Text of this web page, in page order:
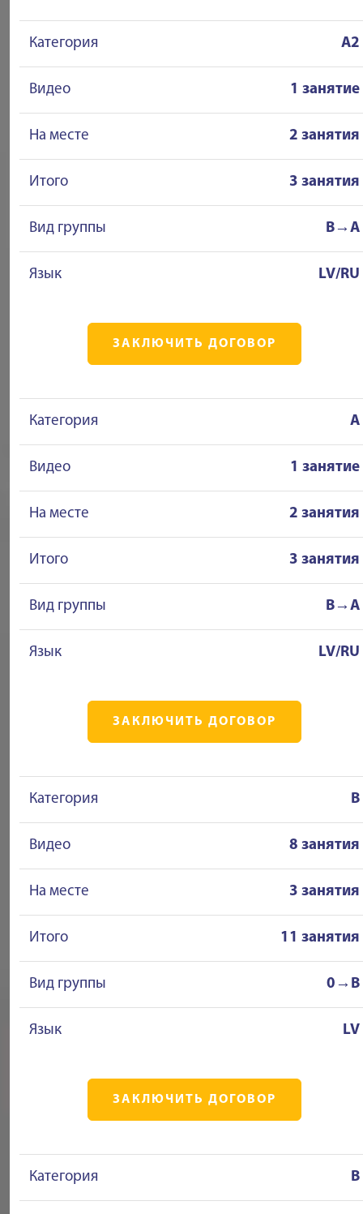
Категория A2
Видео 1 занятие
На месте 2 занятия
Итого 3 занятия
Вид группы B→A
Язык LV/RU
ЗАКЛЮЧИТЬ ДОГОВОР
Категория A
Видео 1 занятие
На месте 2 занятия
Итого 3 занятия
Вид группы B→A
Язык LV/RU
ЗАКЛЮЧИТЬ ДОГОВОР
Категория B
Видео 8 занятия
На месте 3 занятия
Итого 11 занятия
Вид группы 0→B
Язык LV
ЗАКЛЮЧИТЬ ДОГОВОР
Категория B